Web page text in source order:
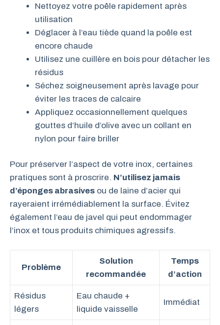
Nettoyez votre poêle rapidement après
utilisation
Déglacer à l’eau tiède quand la poêle est
encore chaude
Utilisez une cuillère en bois pour détacher les
résidus
Séchez soigneusement après lavage pour
éviter les traces de calcaire
Appliquez occasionnellement quelques
gouttes d’huile d’olive avec un collant en
nylon pour faire briller
Pour préserver l’aspect de votre inox, certaines
pratiques sont à proscrire. N’utilisez jamais
d’éponges abrasives ou de laine d’acier qui
rayeraient irrémédiablement la surface. Évitez
également l’eau de javel qui peut endommager
l’inox et tous produits chimiques agressifs.
Problème
Solution
recommandée
Temps
d’action
Résidus
légers
Eau chaude +
liquide vaisselle
Immédiat